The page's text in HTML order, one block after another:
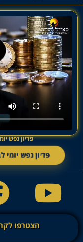
פדיון נפש
פדיון נפש יומי
הצטרפו